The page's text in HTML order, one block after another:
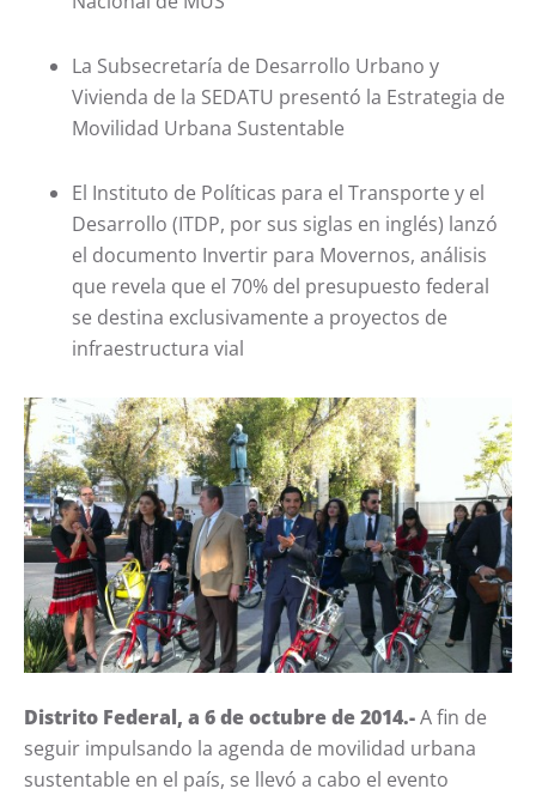
La Subsecretaría de Desarrollo Urbano y
Vivienda de la SEDATU presentó la Estrategia de
Movilidad Urbana Sustentable
El Instituto de Políticas para el Transporte y el
Desarrollo (ITDP, por sus siglas en inglés) lanzó
el documento Invertir para Movernos, análisis
que revela que el 70% del presupuesto federal
se destina exclusivamente a proyectos de
infraestructura vial
Distrito Federal, a 6 de octubre de 2014.-A fin de
seguir impulsando la agenda de movilidad urbana
sustentable en el país, se llevó a cabo el evento